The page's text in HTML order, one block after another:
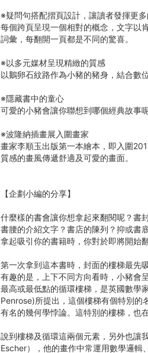
※疑問句搭配摺頁設計，讓讀者發揮更
每個跨頁呈現一個相對的概念，文字以
詞彙，每翻開一頁都是不同的驚喜。
※以多元媒材呈現精緻的質感
以鵝卵石紋路作為小豬的豬身，結合數
※隱藏書中的童心
可愛的小豬會讓你聯想到哪個經典故事
※波隆納插畫展入圍畫家
畫家李順玉出版第一本繪本，即入圍
質感的畫風傳遞舒適及可愛的畫面。
【企劃小編的分享】
什麼樣的書會讓你想拿起來翻閱呢？書
書腰的介紹文字？書店的陳列？抑或書
拿起吸引你的書籍時，你對於即將開始
第一次拿到這本書時，封面的樓梯最先
有趣的是，上下不同方向看時，小豬會
最高或最低點的循環樓梯，是英國數學
Penrose)所提出，這個樓梯有個特別
有名的幾何學悖論。這特別的樓梯，也
說到樓梯及循環這兩個元素，另外也讓
Escher），他的畫作中常運用數學邏輯